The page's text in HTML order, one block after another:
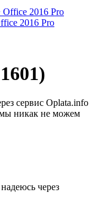
2016 Pro
сервис Oplata.info
мы никак не можем
через